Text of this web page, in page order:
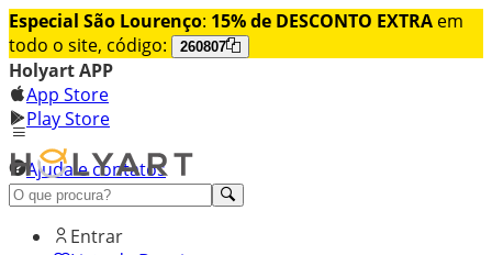
Especial São Lourenço: 15% de DESCONTO EXTRA em
todo o site, código:
260807
Holyart APP
App Store
Play Store
Ajuda e contatos
Conheça premium
Entrar